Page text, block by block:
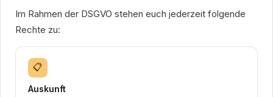
Im Rahmen der DSGVO stehen euch jederzeit folgende
Rechte zu:
📋
Auskunft